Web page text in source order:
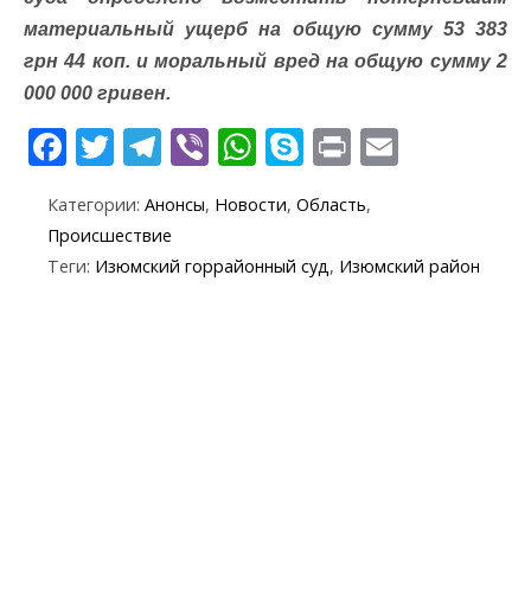
материальный ущерб на общую сумму 53 383
грн 44 коп. и моральный вред на общую сумму 2
000 000 гривен.
F
e
b
T
itt
er
T
e
gr
Vi
er
W
at
s
S
k
y
p
Pr
t
l
Категории: Анонсы, Новости, Область,
Происшествие
Теги: Изюмский горрайонный суд, Изюмский район